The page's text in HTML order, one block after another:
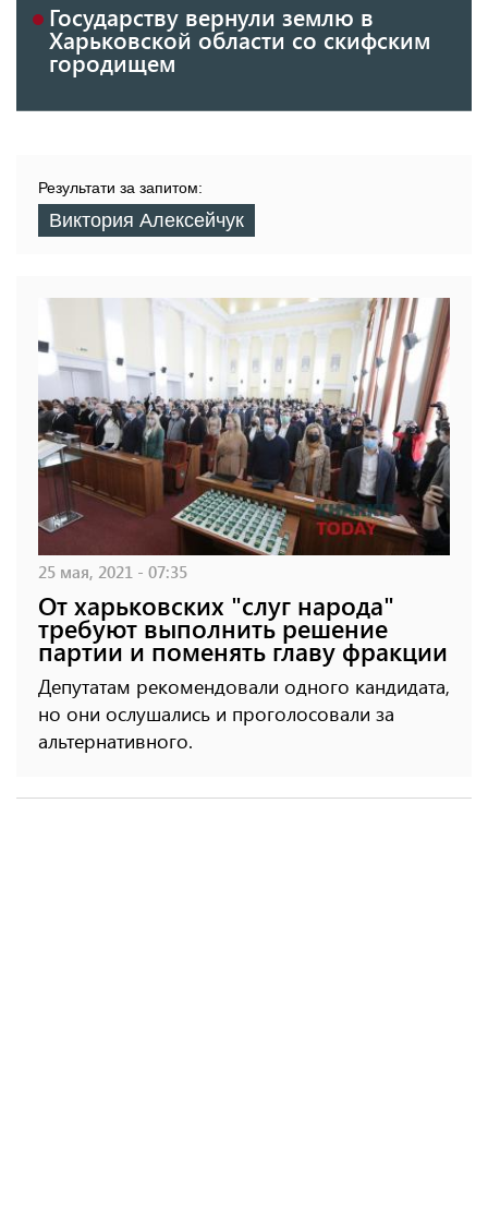
Государству вернули землю в
Харьковской области со скифским
городищем
Результати за запитом:
Виктория Алексейчук
25 мая, 2021 - 07:35
От харьковских "слуг народа"
требуют выполнить решение
партии и поменять главу фракции
Депутатам рекомендовали одного кандидата,
но они ослушались и проголосовали за
альтернативного.